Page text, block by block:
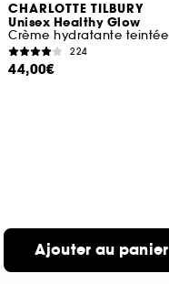
CHARLOTTE TILBURY
Unisex Healthy Glow
Crème hydratante teintée
224
44,00€
Ajouter au panier